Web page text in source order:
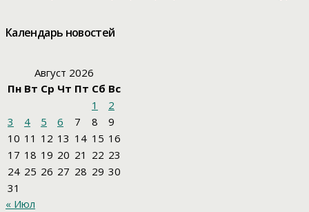
Календарь новостей
Август 2026
Пн Вт Ср Чт Пт Сб Вс
1
2
3
4 5 6 7 8
9
10 11 12 13 14 15 16
17 18 19 20 21 22 23
24 25 26 27 28 29 30
31
« Июл